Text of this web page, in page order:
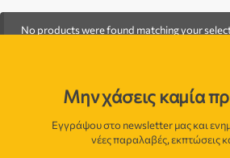
No products were found matching your
Μην χάσεις καμία
Εγγράψου στο newsletter μας και
νέες παραλαβές, εκπτώσεις